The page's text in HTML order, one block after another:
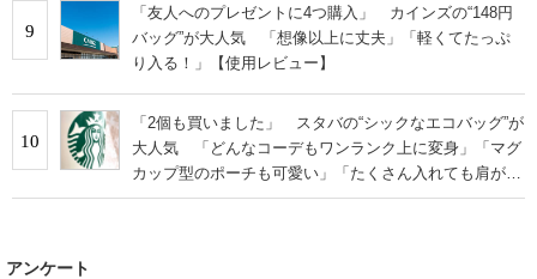
9
「友人へのプレゼントに4つ購入」 カインズの“148円
バッグ”が大人気 「想像以上に丈夫」「軽くてたっぷ
り入る！」【使用レビュー】
10
「2個も買いました」 スタバの“シックなエコバッグ”が
大人気 「どんなコーデもワンランク上に変身」「マグ
カップ型のポーチも可愛い」「たくさん入れても肩が痛
くならない」
アンケート